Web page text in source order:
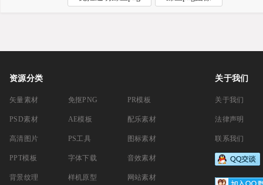
资源分类
矢量素材
PSD素材
高清图片
PPT模板
背景纹理
免抠PNG
AE模板
PS工具
字体下载
样机原型
PR模板
配乐素材
图标素材
音效素材
网站素材
关于我们
关于我们
法律声明
联系我们